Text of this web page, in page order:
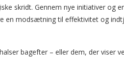
skridt. Gennem nye initiativer og
en modsætning til effektivitet og
bagefter – eller dem, der viser